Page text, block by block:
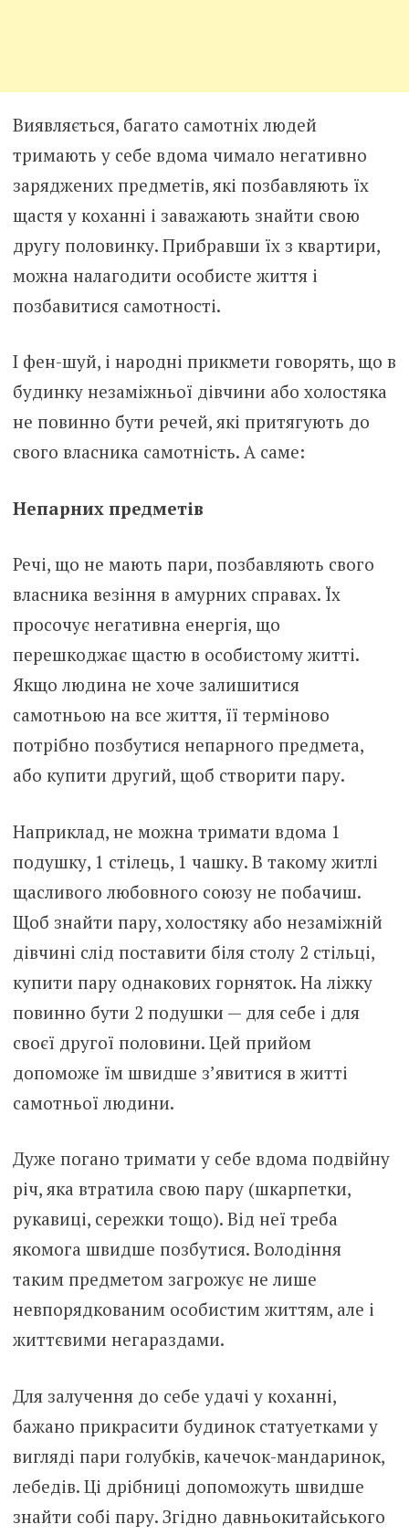
Виявляється, багато самотніх людей
тримають у себе вдома чимало негативно
заряджених предметів, які позбавляють їх
щастя у коханні і заважають знайти свою
другу половинку. Прибравши їх з квартири,
можна налагодити особисте життя і
позбавитися самотності.
І фен-шуй, і народні прикмети говорять, що в
будинку незаміжньої дівчини або холостяка
не повинно бути речей, які притягують до
свого власника самотність. А саме:
Непарних предметів
Речі, що не мають пари, позбавляють свого
власника везіння в амурних справах. Їх
просочує негативна енергія, що
перешкоджає щастю в особистому житті.
Якщо людина не хоче залишитися
самотньою на все життя, її терміново
потрібно позбутися непарного предмета,
або купити другий, щоб створити пару.
Наприклад, не можна тримати вдома 1
подушку, 1 стілець, 1 чашку. В такому житлі
щасливого любовного союзу не побачиш.
Щоб знайти пару, холостяку або незаміжній
дівчині слід поставити біля столу 2 стільці,
купити пару однакових горняток. На ліжку
повинно бути 2 подушки — для себе і для
своєї другої половини. Цей прийом
допоможе їм швидше з’явитися в житті
самотньої людини.
Дуже погано тримати у себе вдома подвійну
річ, яка втратила свою пару (шкарпетки,
рукавиці, сережки тощо). Від неї треба
якомога швидше позбутися. Володіння
таким предметом загрожує не лише
невпорядкованим особистим життям, але і
життєвими негараздами.
Для залучення до себе удачі у коханні,
бажано прикрасити будинок статуетками у
вигляді пари голубків, качечок-мандаринок,
лебедів. Ці дрібниці допоможуть швидше
знайти собі пару. Згідно давньокитайського